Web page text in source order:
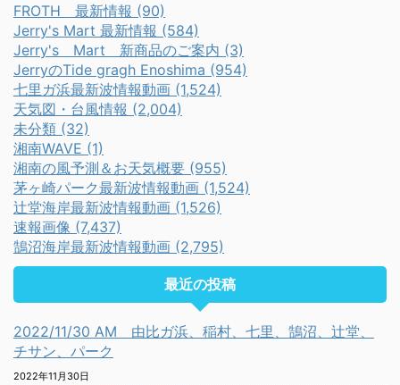
FROTH 最新情報 (90)
Jerry's Mart 最新情報 (584)
Jerry's Mart 新商品のご案内 (3)
JerryのTide gragh Enoshima (954)
七里ガ浜最新波情報動画 (1,524)
天気図・台風情報 (2,004)
未分類 (32)
湘南WAVE (1)
湘南の風予測＆お天気概要 (955)
茅ヶ崎パーク最新波情報動画 (1,524)
辻堂海岸最新波情報動画 (1,526)
速報画像 (7,437)
鵠沼海岸最新波情報動画 (2,795)
最近の投稿
2022/11/30 AM 由比ガ浜、稲村、七里、鵠沼、辻堂、
チサン、パーク
2022年11月30日